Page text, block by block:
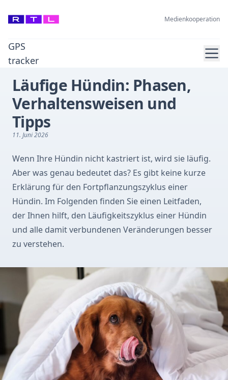
Medienkooperation
GPS
tracker
Läufige Hündin: Phasen,
Verhaltensweisen und
Tipps
11. Juni 2026
Wenn Ihre Hündin nicht kastriert ist, wird sie läufig.
Aber was genau bedeutet das? Es gibt keine kurze
Erklärung für den Fortpflanzungszyklus einer
Hündin. Im Folgenden finden Sie einen Leitfaden,
der Ihnen hilft, den Läufigkeitszyklus einer Hündin
und alle damit verbundenen Veränderungen besser
zu verstehen.